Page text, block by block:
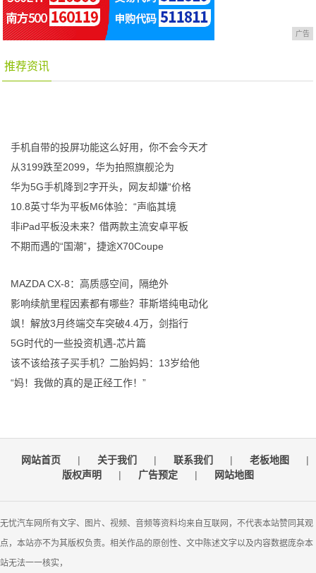
广告
推荐资讯
手机自带的投屏功能这么好用，你不会今天才
从3199跌至2099，华为拍照旗舰沦为
华为5G手机降到2字开头，网友却嫌“价格
10.8英寸华为平板M6体验：“声临其境
非iPad平板没未来？借两款主流安卓平板
不期而遇的“国潮”，捷途X70Coupe
MAZDA CX-8：高质感空间，隔绝外
影响续航里程因素都有哪些？菲斯塔纯电动化
飒！解放3月终端交车突破4.4万，剑指行
5G时代的一些投资机遇-芯片篇
该不该给孩子买手机？二胎妈妈：13岁给他
“妈！我做的真的是正经工作！”
网站首页 | 关于我们 | 联系我们 | 老板地图
|
版权声明
| 广告预定 | 网站地图
无忧汽车网所有文字、图片、视频、音频等资料均来自互联网，不代表本站赞同其观
点，本站亦不为其版权负责。相关作品的原创性、文中陈述文字以及内容数据庞杂本
站无法一一核实，